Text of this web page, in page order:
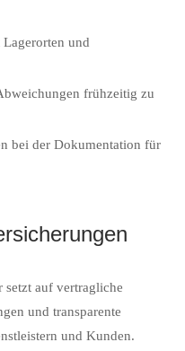
und
frühzeitig zu
bei der Dokumentation für
setzt auf vertragliche
und transparente
und Kunden.